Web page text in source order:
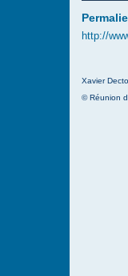
http://
Xavier
© Réunion